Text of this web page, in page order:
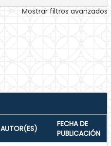
Mostrar filtros avanzados
AUTOR(ES)
FECHA DE
PUBLICACIÓN